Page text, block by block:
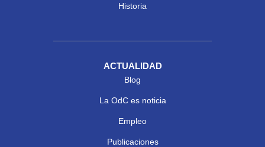
Historia
ACTUALIDAD
Blog
La OdC es noticia
Empleo
Publicaciones